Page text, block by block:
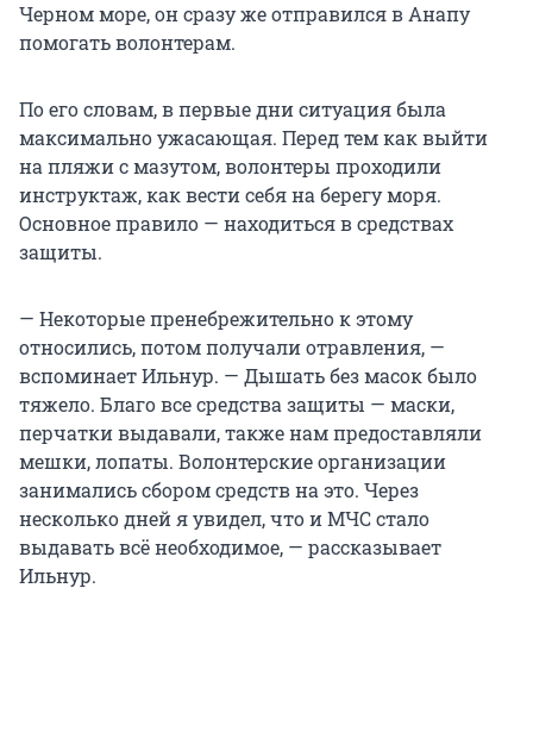
Черном море, он сразу же отправился в Анапу
помогать волонтерам.
По его словам, в первые дни ситуация была
максимально ужасающая. Перед тем как выйти
на пляжи с мазутом, волонтеры проходили
инструктаж, как вести себя на берегу моря.
Основное правило — находиться в средствах
защиты.
— Некоторые пренебрежительно к этому
относились, потом получали отравления, —
вспоминает Ильнур. — Дышать без масок было
тяжело. Благо все средства защиты — маски,
перчатки выдавали, также нам предоставляли
мешки, лопаты. Волонтерские организации
занимались сбором средств на это. Через
несколько дней я увидел, что и МЧС стало
выдавать всё необходимое, — рассказывает
Ильнур.